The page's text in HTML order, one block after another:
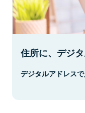
住所に、デジタ
デジタルアドレス